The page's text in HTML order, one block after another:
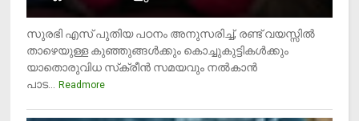
സുരഭി എസ് പുതിയ പഠനം അനുസരിച്ച്, രണ്ട് വയസ്സില്‍
താഴെയുള്ള കുഞ്ഞുങ്ങള്‍ക്കും കൊച്ചുകുട്ടികള്‍ക്കും
യാതൊരുവിധ സ്‌ക്രീന്‍ സമയവും നല്‍കാന്‍
പാട...
Readmore